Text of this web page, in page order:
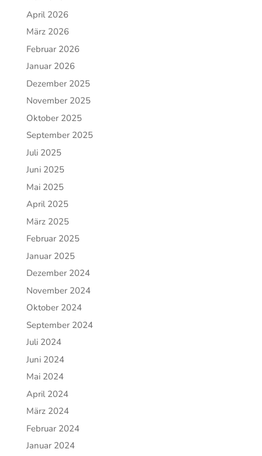
April 2026
März 2026
Februar 2026
Januar 2026
Dezember 2025
November 2025
Oktober 2025
September 2025
Juli 2025
Juni 2025
Mai 2025
April 2025
März 2025
Februar 2025
Januar 2025
Dezember 2024
November 2024
Oktober 2024
September 2024
Juli 2024
Juni 2024
Mai 2024
April 2024
März 2024
Februar 2024
Januar 2024